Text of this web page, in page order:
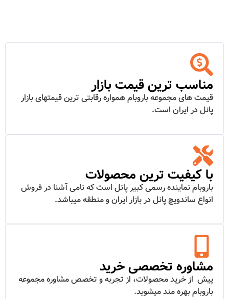
مناسب ترین قیمت بازار
قیمت های مجموعه باروبام همواره رقابتی ترین قیمتهای بازار
پانل در ایران است.
با کیفیت ترین محصولات
باروبام نماینده رسمی کبیر پانل است که نامی آشنا در فروش
انواع ساندویچ پانل در بازار ایران و منطقه میباشد.
مشاوره تخصصی خرید
پیش از خرید محصولات، از تجربه و تخصص مشاوره مجموعه
باروبام بهره مند میشوید.